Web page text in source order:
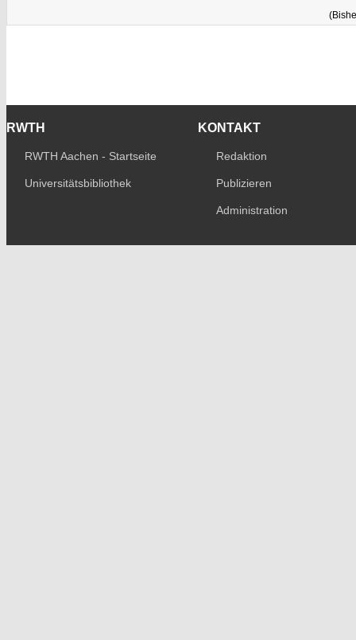
RWTH
RWTH Aachen - Startseite
Universitätsbibliothek
KONTAKT
Redaktion
Publizieren
Administration